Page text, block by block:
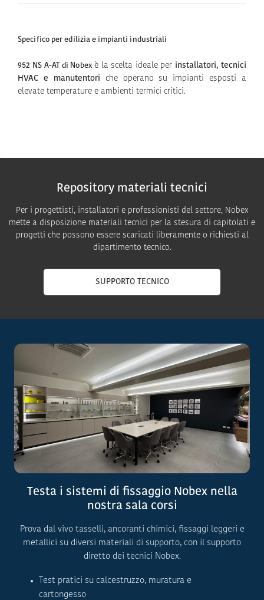
Specifico per edilizia e impianti industriali
952 NS A-AT di Nobexè la scelta ideale per installatori, tecnici
HVAC e manutentori che operano su impianti esposti a
elevate temperature e ambienti termici critici.
Repository materiali tecnici
Per i progettisti, installatori e professionisti del settore, Nobex
mette a disposizione materiali tecnici per la stesura di capitolati e
progetti che possono essere scaricati liberamente o richiesti al
dipartimento tecnico.
SUPPORTO TECNICO
Testa i sistemi di fissaggio Nobex nella
nostra sala corsi
Prova dal vivo tasselli, ancoranti chimici, fissaggi leggeri e
metallici su diversi materiali di supporto, con il supporto
diretto dei tecnici Nobex.
Test pratici su calcestruzzo, muratura e
cartongesso